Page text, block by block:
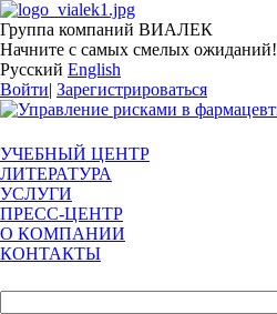
Группа компаний ВИАЛЕК
Начните с самых смелых ожиданий!
Русский English
Войти| Зарегистрироваться
УЧЕБНЫЙ ЦЕНТР
ЛИТЕРАТУРА
УСЛУГИ
ПРЕСС-ЦЕНТР
О КОМПАНИИ
КОНТАКТЫ